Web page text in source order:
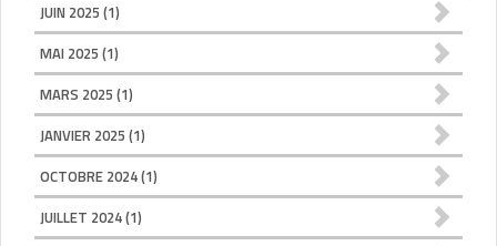
JUIN 2025 (1)
MAI 2025 (1)
MARS 2025 (1)
JANVIER 2025 (1)
OCTOBRE 2024(1)
JUILLET 2024(1)